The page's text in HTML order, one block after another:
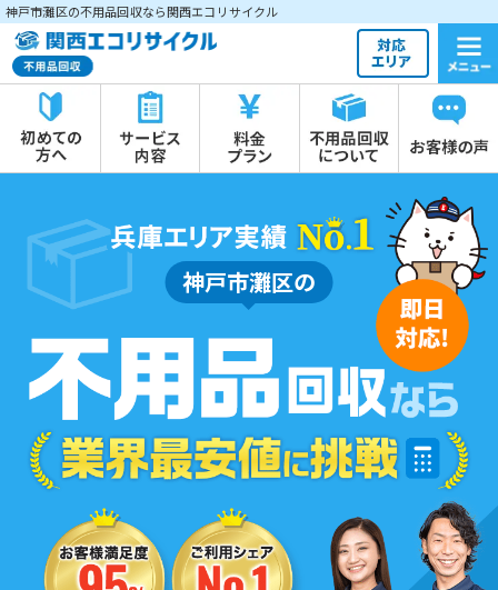
神戸市灘区の不用品回収なら関西エコリサイクル
神戸市灘区の